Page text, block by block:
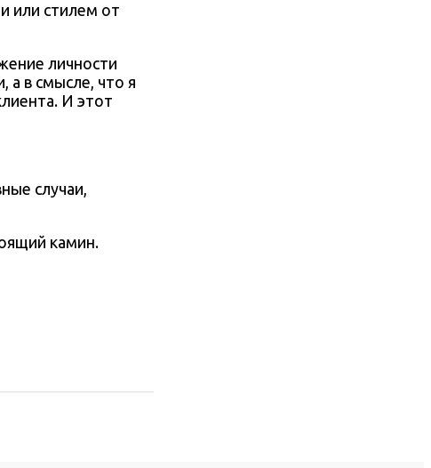
или стилем от
личности
а в смысле, что я
И этот
случаи,
камин.